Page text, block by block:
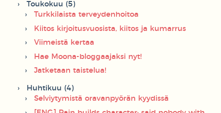
Toukokuu (5)
Turkkilaista terveydenhoitoa
Kiitos kirjoitusvuosista, kiitos ja kumarrus
Viimeistä kertaa
Hae Moona-bloggaajaksi nyt!
Jatketaan taistelua!
Huhtikuu (4)
Selviytymistä oravanpyörän kyydissä